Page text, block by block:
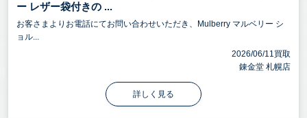
ー レザー袋付きの ...
お客さまよりお電話にてお問い合わせいただき、Mulberry マルベリー シ
ョル...
2026/06/11買取
錬金堂 札幌店
詳しく見る